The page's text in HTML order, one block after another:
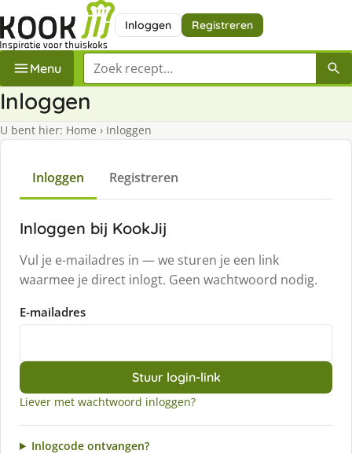
Inloggen Registreren
Menu Zoek een recept
Inloggen
U bent hier: Home › Inloggen
Inloggen Registreren
Inloggen bij KookJij
Vul je e-mailadres in — we sturen je een link
waarmee je direct inlogt. Geen wachtwoord nodig.
E-mailadres
Stuur login-link
Liever met wachtwoord inloggen?
Inlogcode ontvangen?